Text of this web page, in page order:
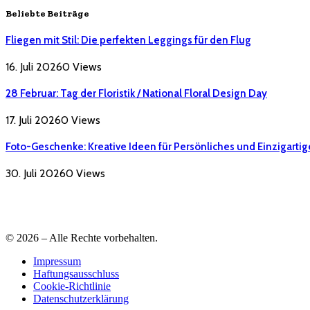
Beliebte Beiträge
Fliegen mit Stil: Die perfekten Leggings für den Flug
16. Juli 20260 Views
28 Februar: Tag der Floristik / National Floral Design Day
17. Juli 20260 Views
Foto-Geschenke: Kreative Ideen für Persönliches und
30. Juli 20260 Views
© 2026 – Alle Rechte vorbehalten.
Impressum
Haftungsausschluss
Cookie-Richtlinie
Datenschutzerklärung